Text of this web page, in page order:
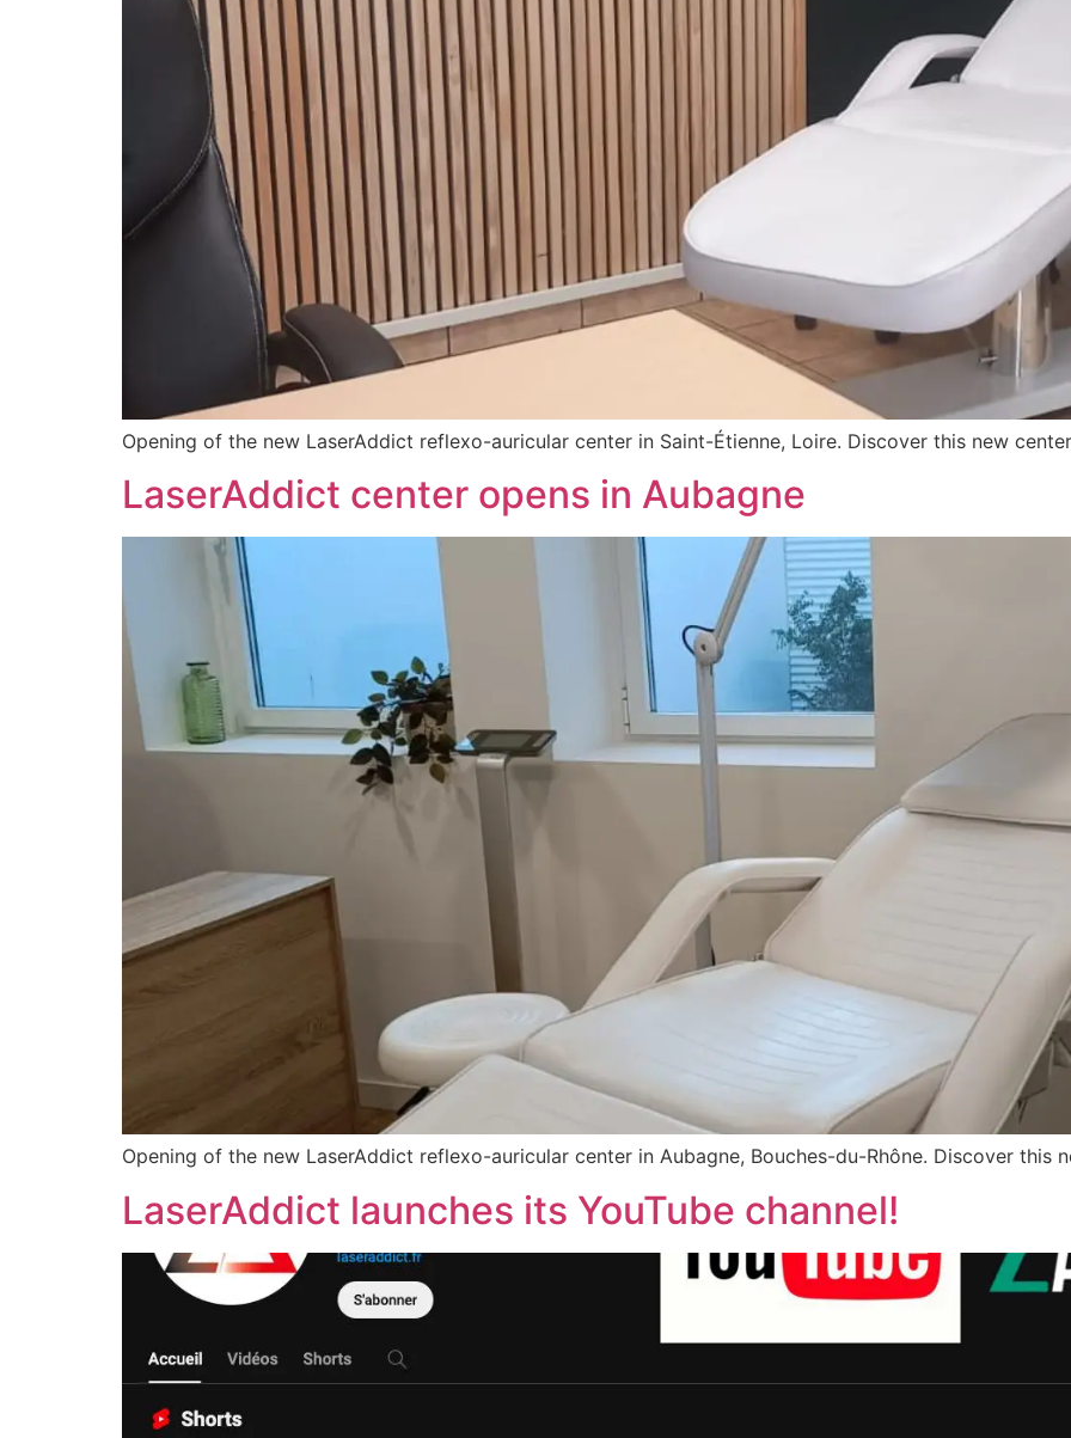
Opening of the new LaserAddict reflexo-auricular center in Saint-Étienne, Loire. Discover this new
LaserAddict center opens in Aubagne
Opening of the new LaserAddict reflexo-auricular center in Aubagne, Bouches-du-Rhône. Discover this
LaserAddict launches its YouTube channel!